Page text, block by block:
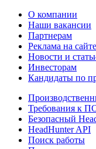
О компании
Наши вакансии
Партнерам
Реклама на сайте
Новости и
Инвесторам
Кандидаты по
Требования к
Безопасный
HeadHunter API
Поиск работы